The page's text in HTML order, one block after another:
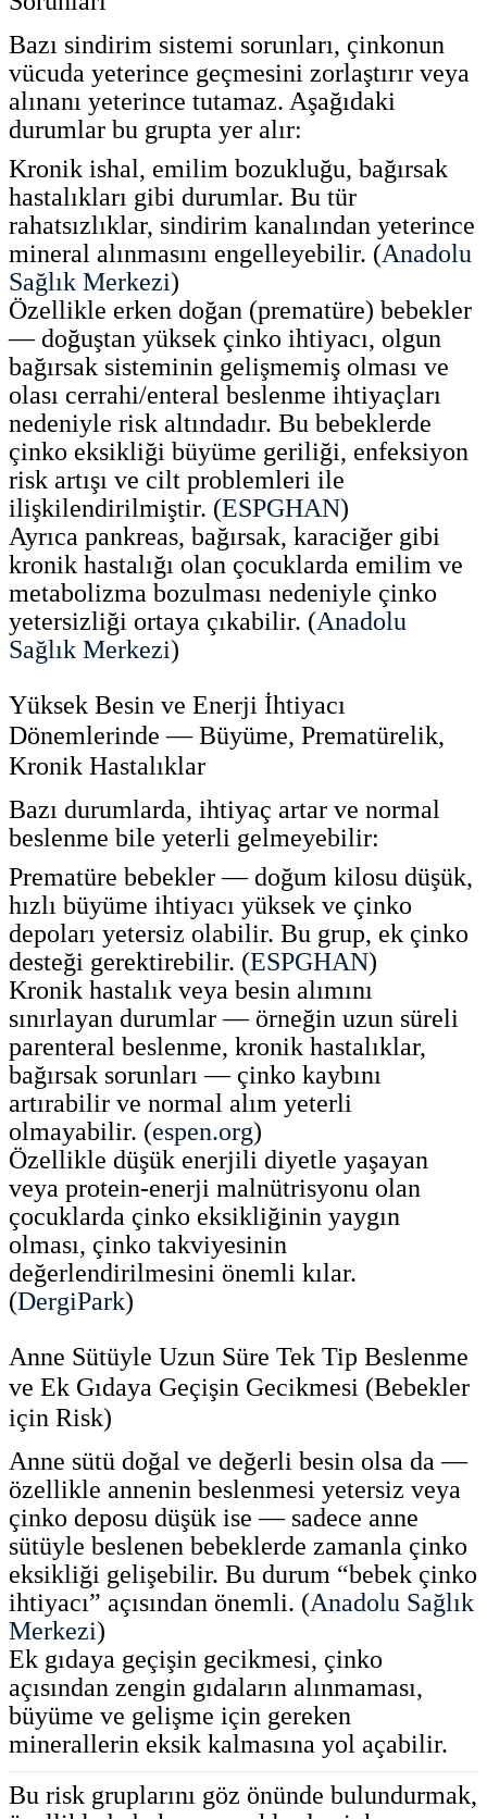
Bazı sindirim sistemi sorunları, çinkonun
vücuda yeterince geçmesini zorlaştırır veya
alınanı yeterince tutamaz. Aşağıdaki
durumlar bu grupta yer alır:
Kronik ishal, emilim bozukluğu, bağırsak
hastalıkları gibi durumlar. Bu tür
rahatsızlıklar, sindirim kanalından yeterince
mineral alınmasını engelleyebilir. (Anadolu
Sağlık Merkezi)
Özellikle erken doğan (prematüre) bebekler
— doğuştan yüksek çinko ihtiyacı, olgun
bağırsak sisteminin gelişmemiş olması ve
olası cerrahi/enteral beslenme ihtiyaçları
nedeniyle risk altındadır. Bu bebeklerde
çinko eksikliği büyüme geriliği, enfeksiyon
risk artışı ve cilt problemleri ile
ilişkilendirilmiştir. (ESPGHAN)
Ayrıca pankreas, bağırsak, karaciğer gibi
kronik hastalığı olan çocuklarda emilim ve
metabolizma bozulması nedeniyle çinko
yetersizliği ortaya çıkabilir. (Anadolu
Sağlık Merkezi)
Yüksek Besin ve Enerji İhtiyacı
Dönemlerinde — Büyüme, Prematürelik,
Kronik Hastalıklar
Bazı durumlarda, ihtiyaç artar ve normal
beslenme bile yeterli gelmeyebilir:
Prematüre bebekler — doğum kilosu düşük,
hızlı büyüme ihtiyacı yüksek ve çinko
depoları yetersiz olabilir. Bu grup, ek çinko
desteği gerektirebilir. (ESPGHAN)
Kronik hastalık veya besin alımını
sınırlayan durumlar — örneğin uzun süreli
parenteral beslenme, kronik hastalıklar,
bağırsak sorunları — çinko kaybını
artırabilir ve normal alım yeterli
olmayabilir. (espen.org)
Özellikle düşük enerjili diyetle yaşayan
veya protein-enerji malnütrisyonu olan
çocuklarda çinko eksikliğinin yaygın
olması, çinko takviyesinin
değerlendirilmesini önemli kılar.
(DergiPark)
Anne Sütüyle Uzun Süre Tek Tip Beslenme
ve Ek Gıdaya Geçişin Gecikmesi (Bebekler
için Risk)
Anne sütü doğal ve değerli besin olsa da —
özellikle annenin beslenmesi yetersiz veya
çinko deposu düşük ise — sadece anne
sütüyle beslenen bebeklerde zamanla çinko
eksikliği gelişebilir. Bu durum “bebek çinko
ihtiyacı” açısından önemli. (Anadolu Sağlık
Merkezi)
Ek gıdaya geçişin gecikmesi, çinko
açısından zengin gıdaların alınmaması,
büyüme ve gelişme için gereken
minerallerin eksik kalmasına yol açabilir.
Bu risk gruplarını göz önünde bulundurmak,